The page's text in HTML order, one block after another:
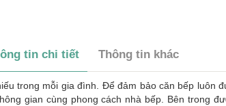
tin chi tiết Thông tin khác
trong mỗi gia đình. Để đảm bảo căn bếp luôn
gian cùng phong cách nhà bếp. Bên trong